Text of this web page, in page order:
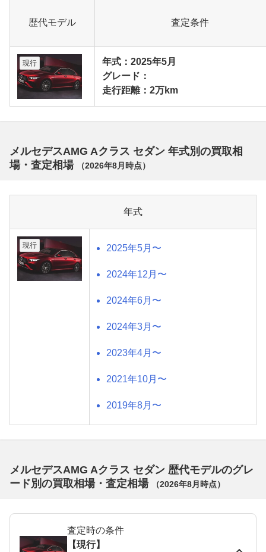
歴代モデル 査定条件
現行
年式：2025年5月
グレード：
走行距離：2万km
メルセデスAMG Aクラス セダン 年式別の買取相
場・査定相場
（2026年8月 時点）
年式
現行 2025年5月〜
2024年12月〜
2024年6月〜
2024年3月〜
2023年4月〜
2021年10月〜
2019年8月〜
メルセデスAMG Aクラス セダン 歴代モデルのグレ
ード別の買取相場・査定相場
（2026年8月 時点）
査定時の条件
【現行】